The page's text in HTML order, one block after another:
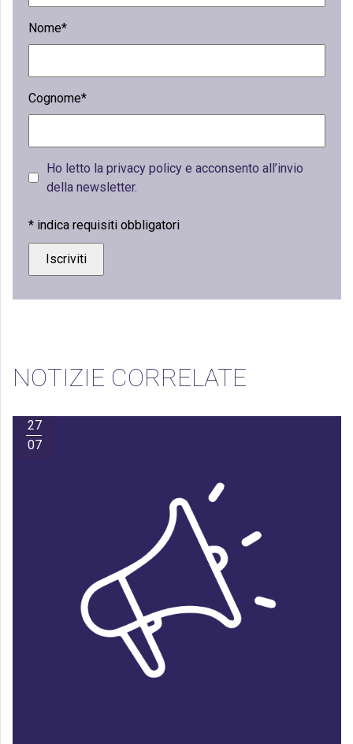
Nome*
Cognome*
Ho letto la privacy policy e acconsento all’invio
della newsletter.
* indica requisiti obbligatori
NOTIZIE CORRELATE
27
07